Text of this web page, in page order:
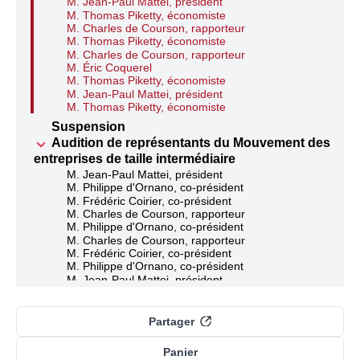
M. Thomas Piketty, économiste
M. Charles de Courson, rapporteur
M. Thomas Piketty, économiste
M. Charles de Courson, rapporteur
M. Éric Coquerel
M. Thomas Piketty, économiste
M. Jean-Paul Mattei, président
M. Thomas Piketty, économiste
Suspension
Audition de représentants du Mouvement des
entreprises de taille intermédiaire
M. Jean-Paul Mattei, président
M. Philippe d'Ornano, co-président
M. Frédéric Coirier, co-président
M. Charles de Courson, rapporteur
M. Philippe d'Ornano, co-président
M. Charles de Courson, rapporteur
M. Frédéric Coirier, co-président
M. Philippe d'Ornano, co-président
M. Jean-Paul Mattei, président
Réponse des auditionnés
M. Éric Coquerel
M. Charles de Courson, rapporteur
Réponse des auditionnés
Panier
Partager